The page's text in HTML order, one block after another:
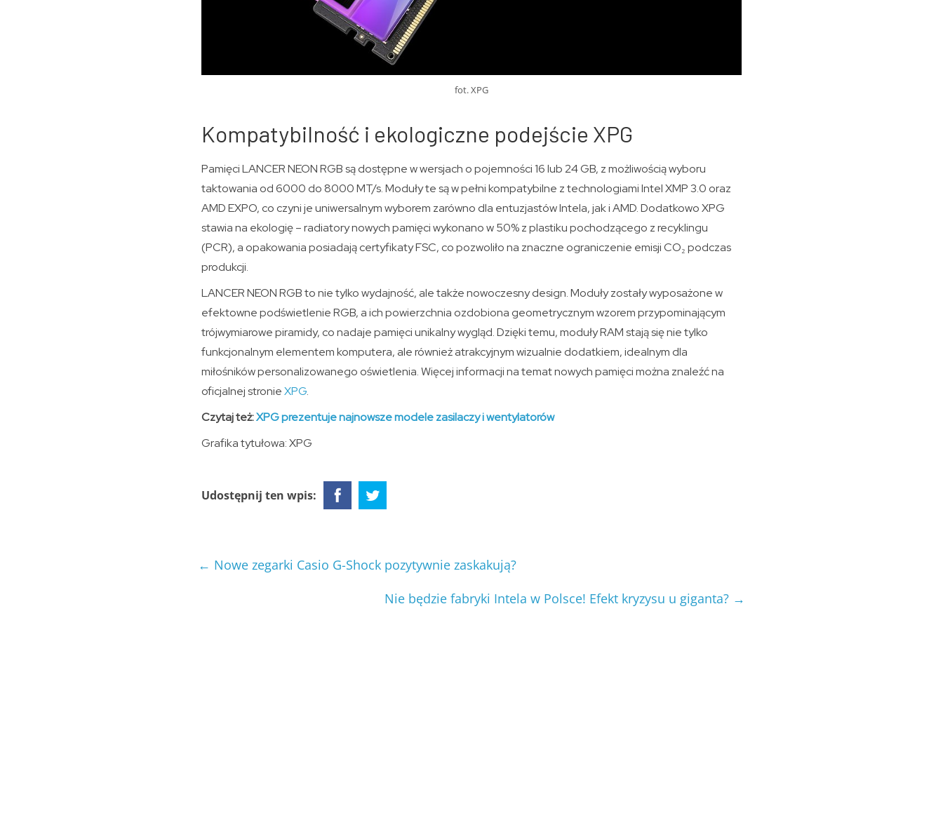
fot. XPG
Kompatybilność i ekologiczne podejście XPG
Pamięci LANCER NEON RGB są dostępne w wersjach o pojemności 16 lub 24 GB, z możliwością wyboru
taktowania od 6000 do 8000 MT/s. Moduły te są w pełni kompatybilne z technologiami Intel XMP 3.0 oraz
AMD EXPO, co czyni je uniwersalnym wyborem zarówno dla entuzjastów Intela, jak i AMD. Dodatkowo XPG
stawia na ekologię – radiatory nowych pamięci wykonano w 50% z plastiku pochodzącego z recyklingu
(PCR), a opakowania posiadają certyfikaty FSC, co pozwoliło na znaczne ograniczenie emisji CO₂ podczas
produkcji.
LANCER NEON RGB to nie tylko wydajność, ale także nowoczesny design. Moduły zostały wyposażone w
efektowne podświetlenie RGB, a ich powierzchnia ozdobiona geometrycznym wzorem przypominającym
trójwymiarowe piramidy, co nadaje pamięci unikalny wygląd. Dzięki temu, moduły RAM stają się nie tylko
funkcjonalnym elementem komputera, ale również atrakcyjnym wizualnie dodatkiem, idealnym dla
miłośników personalizowanego oświetlenia. Więcej informacji na temat nowych pamięci można znaleźć na
oficjalnej stronieXPG.
Czytaj też:XPG prezentuje najnowsze modele zasilaczy i wentylatorów
Grafika tytułowa: XPG
Udostępnij ten wpis:
← Nowe zegarki Casio G-Shock pozytywnie zaskakują?
Nie będzie fabryki Intela w Polsce! Efekt kryzysu u giganta? →